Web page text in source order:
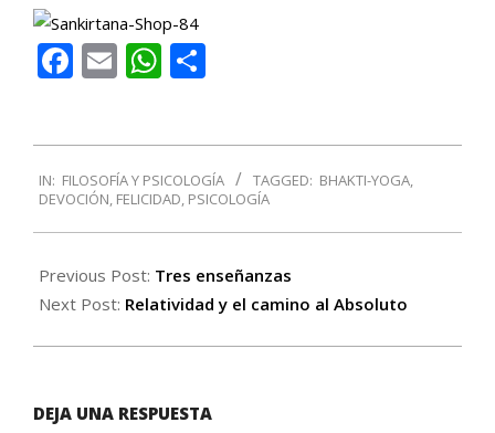
Facebook
EmailWhatsApp
05-
IN: FILOSOFÍA Y PSICOLOGÍA TAGGED: BHAKTI-YOGA,
DEVOCIÓN, FELICIDAD, PSICOLOGÍA
Previous Post: Tres enseñanzas
Next Post: Relatividad y el camino al Absoluto
DEJA UNA RESPUESTA